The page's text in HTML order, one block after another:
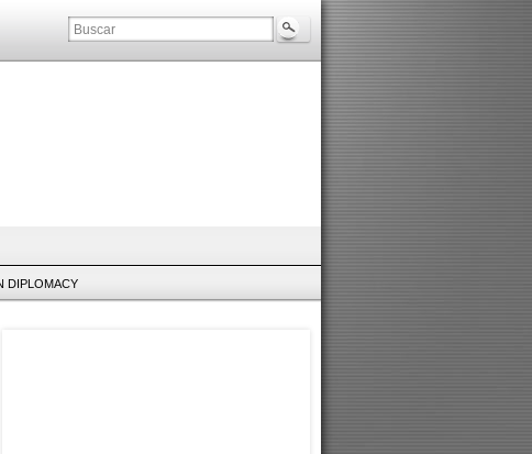
DIPLOMACY